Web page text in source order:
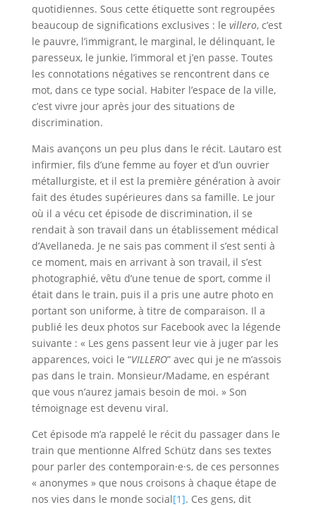
quotidiennes. Sous cette étiquette sont regroupées
beaucoup de significations exclusives : le villero, c’est
le pauvre, l’immigrant, le marginal, le délinquant, le
paresseux, le junkie, l’immoral et j’en passe. Toutes
les connotations négatives se rencontrent dans ce
mot, dans ce type social. Habiter l’espace de la ville,
c’est vivre jour après jour des situations de
discrimination.
Mais avançons un peu plus dans le récit. Lautaro est
infirmier, fils d’une femme au foyer et d’un ouvrier
métallurgiste, et il est la première génération à avoir
fait des études supérieures dans sa famille. Le jour
où il a vécu cet épisode de discrimination, il se
rendait à son travail dans un établissement médical
d’Avellaneda. Je ne sais pas comment il s’est senti à
ce moment, mais en arrivant à son travail, il s’est
photographié, vêtu d’une tenue de sport, comme il
était dans le train, puis il a pris une autre photo en
portant son uniforme, à titre de comparaison. Il a
publié les deux photos sur Facebook avec la légende
suivante : « Les gens passent leur vie à juger par les
apparences, voici le “VILLERO” avec qui je ne m’assois
pas dans le train. Monsieur/Madame, en espérant
que vous n’aurez jamais besoin de moi. » Son
témoignage est devenu viral.
Cet épisode m’a rappelé le récit du passager dans le
train que mentionne Alfred Schütz dans ses textes
pour parler des contemporain·e·s, de ces personnes
« anonymes » que nous croisons à chaque étape de
nos vies dans le monde social[1]. Ces gens, dit